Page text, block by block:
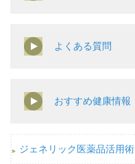
よくある質問
おすすめ健康情報
ジェネリック医薬品活用術